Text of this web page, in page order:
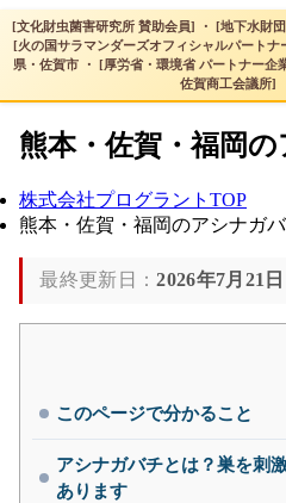
[文化財虫菌害研究所 賛助会員] ・ [地下水財
[火の国サラマンダーズオフィシャルパート
県・佐賀市 ・ [厚労省・環境省 パートナー企
佐賀商工会議所]
熊本・佐賀・福岡
株式会社プログラントTOP
熊本・佐賀・福岡のアシナガ
最終更新日：2026年7月21日
このページで分かること
アシナガバチとは？巣を刺
あります